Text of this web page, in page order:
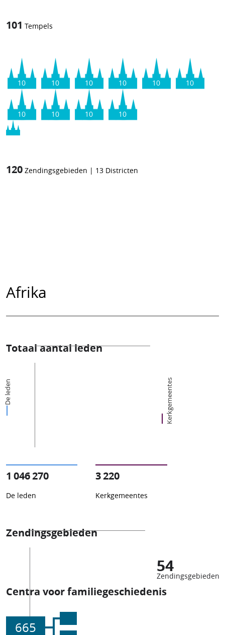
101 Tempels
10 10 10 10 10 10
10 10 10 10
120 Zendingsgebieden | 13 Districten
Afrika
Totaal aantal leden
De leden Kerkgemeentes
1 046 270
De leden
3 220
Kerkgemeentes
Zendingsgebieden
54
Zendingsgebieden
Centra voor familiegeschiedenis
665